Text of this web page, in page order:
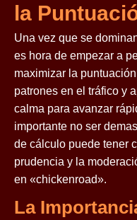
la
Una vez que se
es hora de empezar a
maximizar la
patrones en el tráfico y
calma para avanzar
importante no ser
de cálculo puede tener
prudencia y la
en «chickenroad».
La